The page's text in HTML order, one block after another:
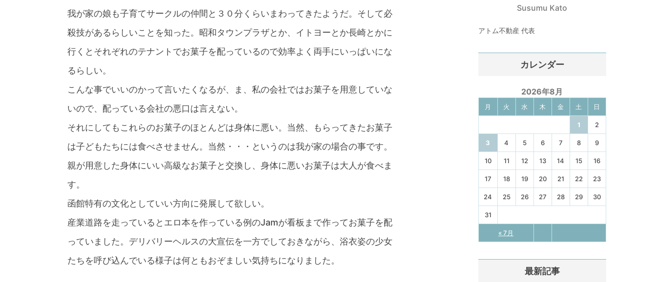
我が家の娘も子育てサークルの仲間と３０分くらいまわってきたようだ。そして必
殺技があるらしいことを知った。昭和タウンプラザとか、イトヨーとか長崎とかに
行くとそれぞれのテナントでお菓子を配っているので効率よく両手にいっぱいにな
るらしい。
こんな事でいいのかって言いたくなるが、ま、私の会社ではお菓子を用意していな
いので、配っている会社の悪口は言えない。
それにしてもこれらのお菓子のほとんどは身体に悪い。当然、もらってきたお菓子
は子どもたちには食べさせません。当然・・・というのは我が家の場合の事です。
親が用意した身体にいい高級なお菓子と交換し、身体に悪いお菓子は大人が食べま
す。
函館特有の文化としていい方向に発展して欲しい。
産業道路を走っているとエロ本を作っている例のJamが看板まで作ってお菓子を配
っていました。デリバリーヘルスの大宣伝を一方でしておきながら、浴衣姿の少女
たちを呼び込んでいる様子は何ともおぞましい気持ちになりました。
Susumu Kato
アトム不動産 代表
カレンダー
2026年8月
月 火 水 木 金 土 日
« 7月
1 2
3 4 5 6 7 8 9
10 11 12 13 14 15 16
17 18 19 20 21 22 23
24 25 26 27 28 29 30
31
最新記事